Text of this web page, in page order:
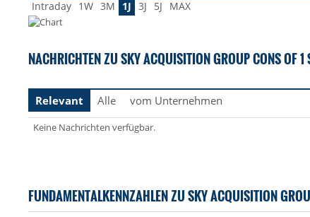
Intraday 1W 3M 1J 3J 5J MAX
NACHRICHTEN ZU SKY ACQUISITION GROUP CONS OF 1
Relevant
Alle vom Unternehmen
Keine Nachrichten verfügbar.
FUNDAMENTALKENNZAHLEN ZU SKY ACQUISITION